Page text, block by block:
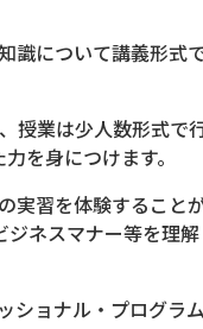
識について講義形式
授業は少人数形式で
を身につけます。
実習を体験すること
ジネスマナー等を理解
ショナル・プログラム